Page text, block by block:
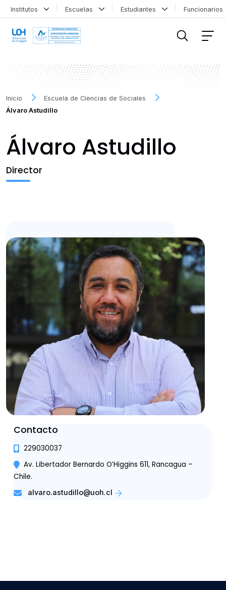
Institutos Escuelas Estudiantes
Inicio
Escuela de Ciencias de Sociales
Álvaro Astudillo
Álvaro Astudillo
Director
Contacto
229030037
Av. Libertador Bernardo O’Higgins 611, Rancagua –
Chile.
alvaro.astudillo@uoh.cl